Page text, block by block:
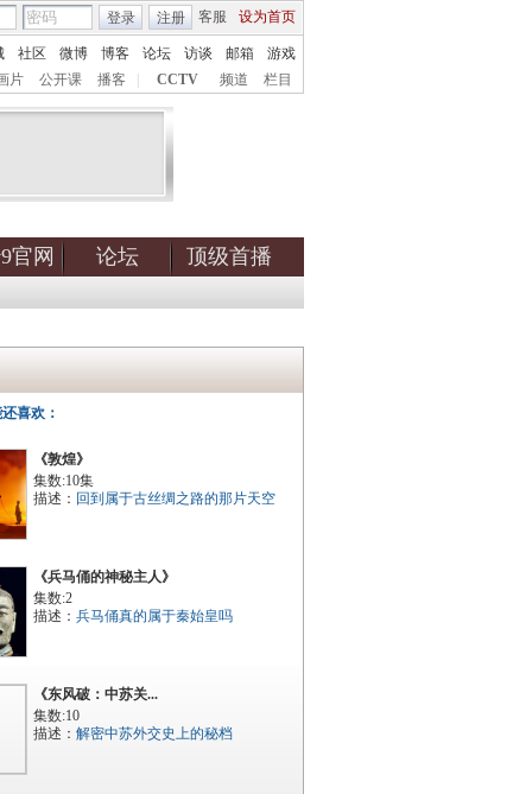
客服 设为首页
登录 注册
社区 微博 博客 论坛 访谈 邮箱
游戏
片 公开课 播客 CCTV 频道 栏目
官网 论坛 顶级首播
喜欢：
《敦煌》
集数:10集
描述： 回到属于古丝绸之路的那片天空
《兵马俑的神秘主人》
集数:2
描述： 兵马俑真的属于秦始皇吗
《东风破：中苏关...
集数:10
描述： 解密中苏外交史上的秘档